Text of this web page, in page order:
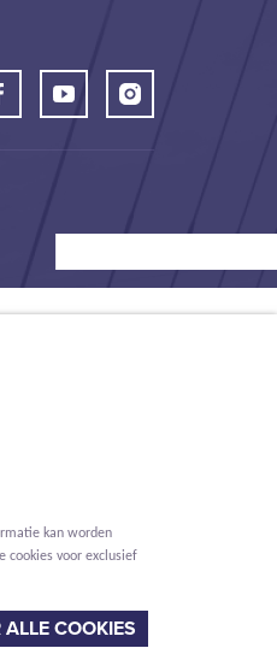
kan worden
cookies voor exclusief
ALLE COOKIES